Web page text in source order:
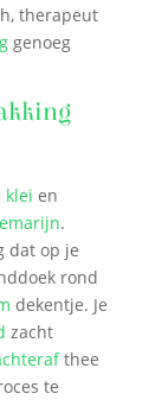
therapeut
genoeg
klei en
.
dat op je
rond
dekentje. Je
zacht
thee
te